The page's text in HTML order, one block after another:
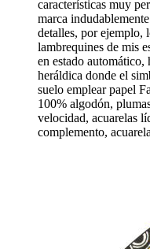
características muy
marca
detalles, por ejemplo,
lambrequines de mis
en estado automático,
heráldica donde el
suelo emplear papel
100% algodón,
velocidad, acuarelas
complemento,